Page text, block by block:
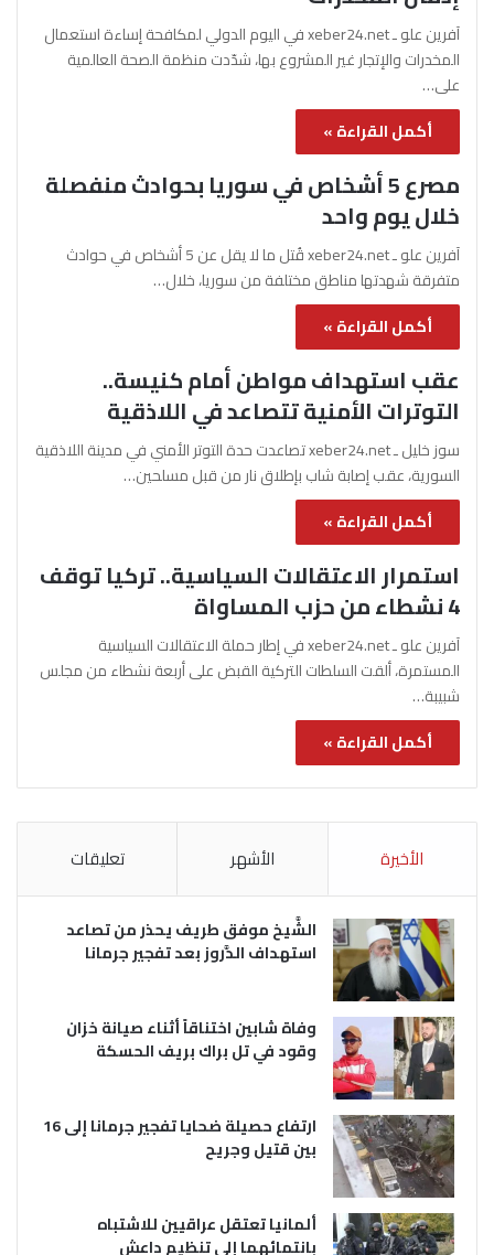
آفرين علو ـ xeber24.net في اليوم الدولي لمكافحة إساءة استعمال
المخدرات والإتجار غير المشروع بها، شدّدت منظمة الصحة العالمية
على…
أكمل القراءة »
مصرع 5 أشخاص في سوريا بحوادث منفصلة
خلال يوم واحد
آفرين علو ـ xeber24.net قُتل ما لا يقل عن 5 أشخاص في حوادث
متفرقة شهدتها مناطق مختلفة من سوريا، خلال…
أكمل القراءة »
عقب استهداف مواطن أمام كنيسة..
التوترات الأمنية تتصاعد في اللاذقية
سوز خليل ـ xeber24.net تصاعدت حدة التوتر الأمني في مدينة اللاذقية
السورية، عقب إصابة شاب بإطلاق نار من قبل مسلحين…
أكمل القراءة »
استمرار الاعتقالات السياسية.. تركيا توقف
4 نشطاء من حزب المساواة
آفرين علو ـ xeber24.net في إطار حملة الاعتقالات السياسية
المستمرة، ألقت السلطات التركية القبض على أربعة نشطاء من مجلس
شبيبة…
أكمل القراءة »
الأخيرة الأشهر تعليقات
الشَّيخ موفق طريف يحذر من تصاعد
استهداف الدَّروز بعد تفجير جرمانا
وفاة شابين اختناقاً أثناء صيانة خزان
وقود في تل براك بريف الحسكة
ارتفاع حصيلة ضحايا تفجير جرمانا إلى 16
بين قتيل وجريح
ألمانيا تعتقل عراقيين للاشتباه
بانتمائهما إلى تنظيم داعش